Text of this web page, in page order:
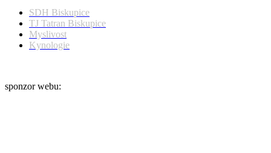
SDH Biskupice
TJ Tatran Biskupice
Myslivost
Kynologie
sponzor webu: